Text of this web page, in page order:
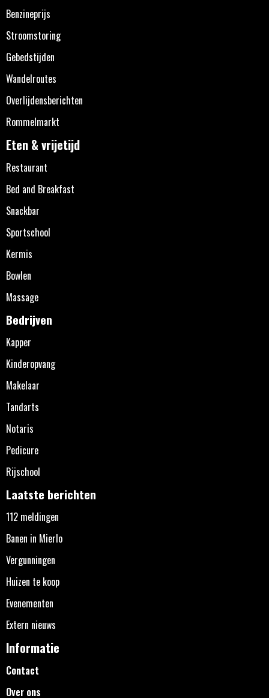
Benzineprijs
Stroomstoring
Gebedstijden
Wandelroutes
Overlijdensberichten
Rommelmarkt
Eten & vrijetijd
Restaurant
Bed and Breakfast
Snackbar
Sportschool
Kermis
Bowlen
Massage
Bedrijven
Kapper
Kinderopvang
Makelaar
Tandarts
Notaris
Pedicure
Rijschool
Laatste berichten
112 meldingen
Banen in Mierlo
Vergunningen
Huizen te koop
Evenementen
Extern nieuws
Informatie
Contact
Over ons